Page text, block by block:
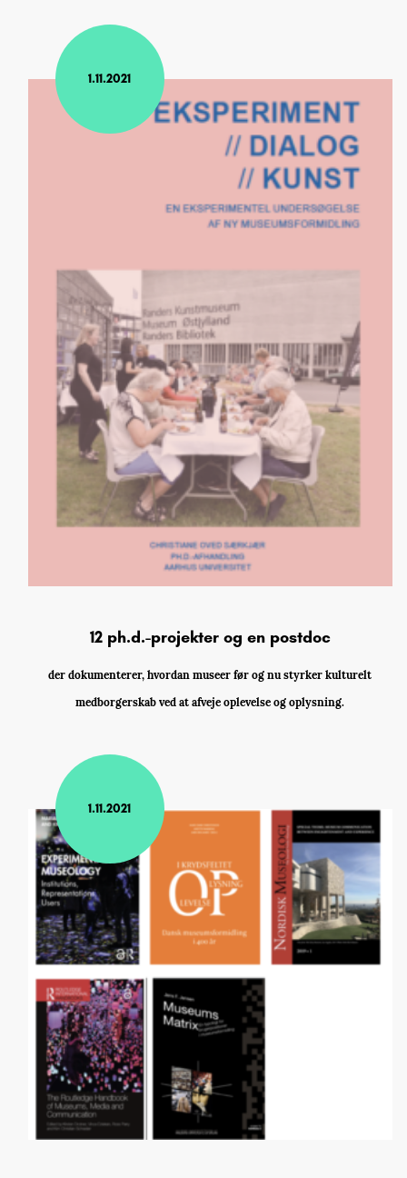
1.11.2021
12 ph.d.-projekter og en postdoc
der dokumenterer, hvordan museer før og nu styrker kulturelt
medborgerskab ved at afveje oplevelse og oplysning.
1.11.2021